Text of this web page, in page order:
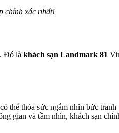
chính xác nhất!
Đó là khách sạn Landmark 81
thể thỏa sức ngắm nhìn bức
gian và tầm nhìn, khách sạn